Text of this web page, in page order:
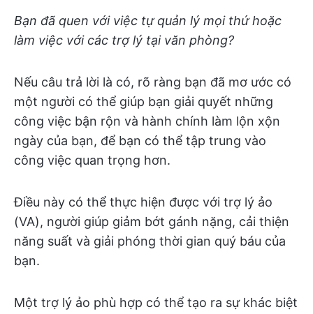
Bạn đã quen với việc tự quản lý mọi thứ hoặc
làm việc với các trợ lý tại văn phòng?
Nếu câu trả lời là có, rõ ràng bạn đã mơ ước có
một người có thể giúp bạn giải quyết những
công việc bận rộn và hành chính làm lộn xộn
ngày của bạn, để bạn có thể tập trung vào
công việc quan trọng hơn.
Điều này có thể thực hiện được với trợ lý ảo
(VA), người giúp giảm bớt gánh nặng, cải thiện
năng suất và giải phóng thời gian quý báu của
bạn.
Một trợ lý ảo phù hợp có thể tạo ra sự khác biệt